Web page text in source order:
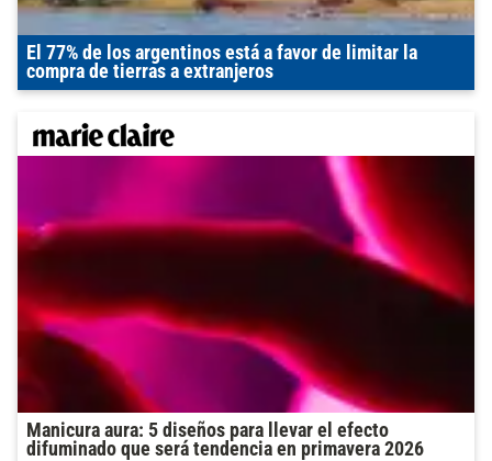
El 77% de los argentinos está a favor de limitar la
compra de tierras a extranjeros
Manicura aura: 5 diseños para llevar el efecto
difuminado que será tendencia en primavera 2026